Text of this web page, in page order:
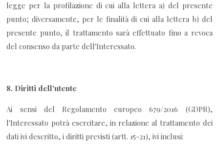
legge per la profilazione di cui alla lettera a) del presente
punto; diversamente, per le finalità di cui alla lettera b) del
presente punto, il trattamento sarà effettuato fino a revoca
del consenso da parte dell'Interessato.
8. Diritti dell'utente
Ai sensi del Regolamento europeo 679/2016 (GDPR),
l'Interessato potrà esercitare, in relazione al trattamento dei
dati ivi descritto, i diritti previsti (artt. 15-21), ivi inclusi: